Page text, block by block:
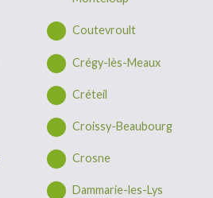
Coutevroult
Crégy-lès-Meaux
Créteil
Croissy-Beaubourg
Crosne
Dammarie-les-Lys